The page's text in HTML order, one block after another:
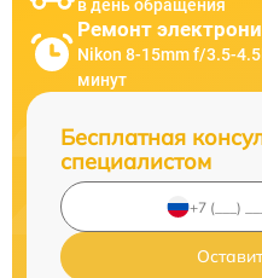
в день обращения
Ремонт
Nikon 8-15mm f/3.5-
минут
Бесплатная
специалистом